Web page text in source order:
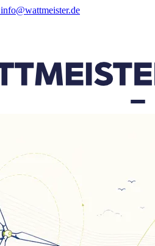
info@wattmeister.de